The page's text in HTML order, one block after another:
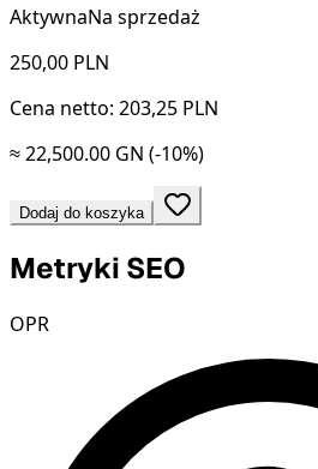
AktywnaNa sprzedaż
250,00 PLN
Cena netto: 203,25 PLN
≈ 22,500.00 GN (-10%)
Dodaj do koszyka
Metryki SEO
OPR